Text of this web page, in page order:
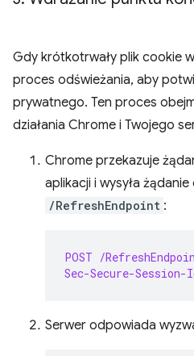
Gdy krótkotrwały plik cookie
proces odświeżania, aby
prywatnego. Ten proces
działania Chrome i Twojego
Chrome przekazuje
aplikacji i wysyła
/RefreshEndpoint :
POST /
Sec-Secure-
Serwer odpowiada